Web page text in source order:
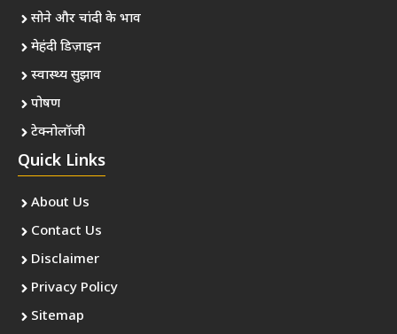
सोने और चांदी के भाव
मेहंदी डिज़ाइन
स्वास्थ्य सुझाव
पोषण
टेक्नोलॉजी
Quick Links
About Us
Contact Us
Disclaimer
Privacy Policy
Sitemap